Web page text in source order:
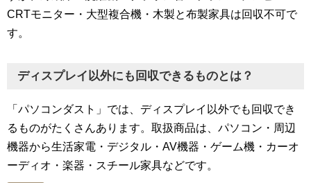
CRTモニター・大型複合機・木製と布製家具は回収不可で
す。
ディスプレイ以外にも回収できるものとは？
「パソコンダスト」では、ディスプレイ以外でも回収でき
るものがたくさんあります。取扱商品は、パソコン・周辺
機器から生活家電・デジタル・AV機器・ゲーム機・カーオ
ーディオ・楽器・スチール家具などです。